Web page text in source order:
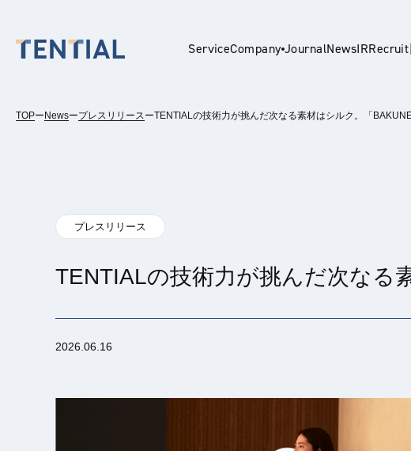
ServiceCompanyJournalNewsIRRecruit
English
TOPー NewsープレスリリースーTENTIALの技術力が挑んだ次なる素材はシルク。「
プレスリリース
TENTIALの技術力が挑んだ次なる
2026.06.16